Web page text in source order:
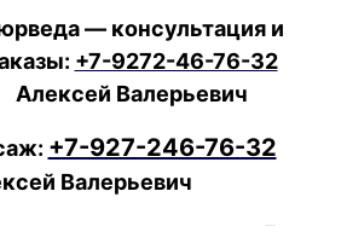
— консультация и
+7-9272-46-76-32
Алексей Валерьевич
+7-927-246-76-32
Валерьевич